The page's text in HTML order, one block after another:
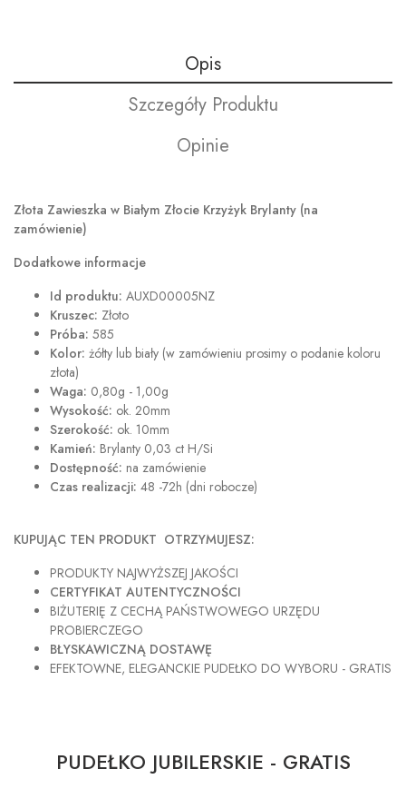
Opis
Szczegóły Produktu
Opinie
Złota Zawieszka w Białym Złocie Krzyżyk Brylanty (na
zamówienie)
Dodatkowe informacje
Id produktu: AUXD00005NZ
Kruszec: Złoto
Próba: 585
Kolor: żółty lub biały (w zamówieniu prosimy o podanie koloru
złota)
Waga: 0,80g - 1,00g
Wysokość: ok. 20mm
Szerokość: ok. 10mm
Kamień: Brylanty 0,03 ct H/Si
Dostępność: na zamówienie
Czas realizacji: 48 -72h (dni robocze)
KUPUJĄC TEN PRODUKT OTRZYMUJESZ:
PRODUKTY NAJWYŻSZEJ JAKOŚCI
CERTYFIKAT AUTENTYCZNOŚCI
BIŻUTERIĘ Z CECHĄ PAŃSTWOWEGO URZĘDU
PROBIERCZEGO
BŁYSKAWICZNĄ DOSTAWĘ
EFEKTOWNE, ELEGANCKIE PUDEŁKO DO WYBORU - GRATIS
PUDEŁKO JUBILERSKIE - GRATIS